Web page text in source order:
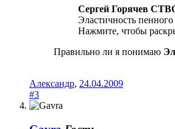
Сергей Горячев
Эластичность
Нажмите, чтобы
Правильно ли я понимаю
Александр, 24.04.2009
#3